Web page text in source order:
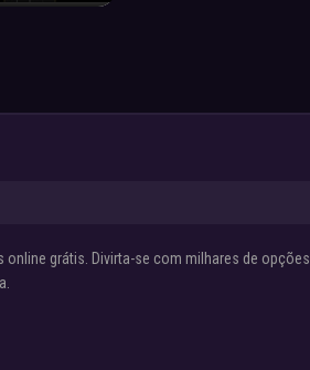
online grátis. Divirta-se com milhares de opções